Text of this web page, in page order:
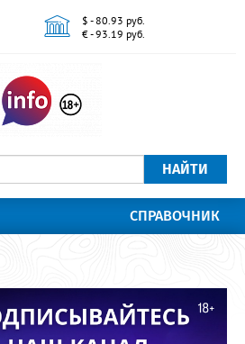
$ - 80.93 руб.
€ - 93.19 руб.
НАЙТИ
СПРАВОЧНИК